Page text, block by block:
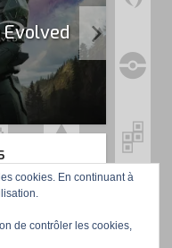
Evolved
cookies. En continuant à
de contrôler les cookies,